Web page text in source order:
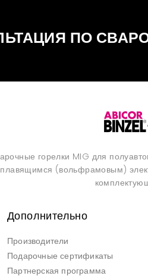
ПО
горелки MIG для
(вольфрамовым)
Дополнительно
Производители
Подарочные сертификаты
Партнерская программа